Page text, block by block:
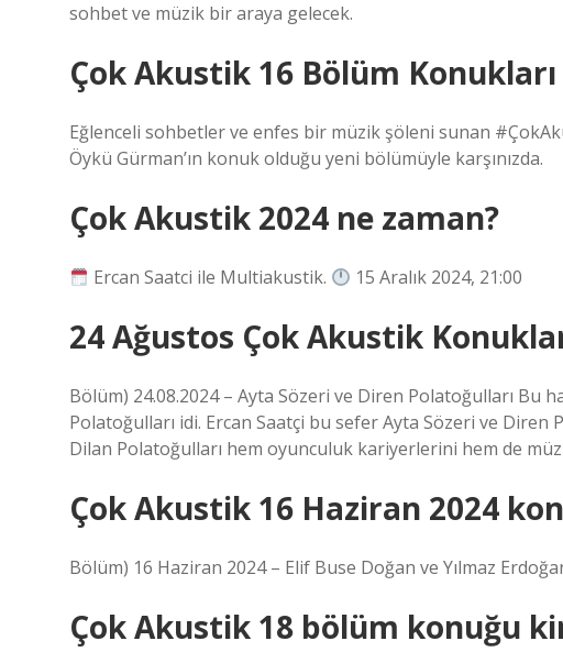
sohbet ve müzik bir araya gelecek.
Çok Akustik 16 Bölüm
Eğlenceli sohbetler ve enfes bir müzik şöleni sunan
Öykü Gürman’ın konuk olduğu yeni bölümüyle karşınızda.
Çok Akustik 2024 ne zaman?
Ercan Saatci ile Multiakustik. 15 Aralık 2024, 21:00
24 Ağustos Çok Akustik
Bölüm) 24.08.2024 – Ayta Sözeri ve Diren Polatoğulları Bu
Polatoğulları idi. Ercan Saatçi bu sefer Ayta Sözeri ve Diren
Dilan Polatoğulları hem oyunculuk kariyerlerini hem de
Çok Akustik 16 Haziran 2024
Bölüm) 16 Haziran 2024 – Elif Buse Doğan ve Yılmaz
Çok Akustik 18 bölüm konuğu